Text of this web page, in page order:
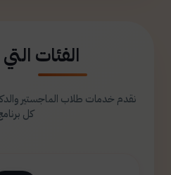
الفئات
نقدم خدمات طلاب الماجستير
كل